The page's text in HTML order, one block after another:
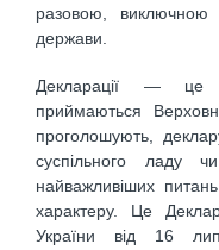
разовою, виключною
держави.
Декларації — це
приймаються
проголошують,
суспільного ладу
найважливіших
характеру. Це
України від 16